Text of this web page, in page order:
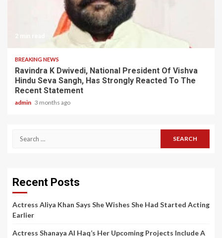
2 min read
BREAKING NEWS
Ravindra K Dwivedi, National President Of Vishva
Hindu Seva Sangh, Has Strongly Reacted To The
Recent Statement
admin 3 months ago
Search
Recent Posts
Actress Aliya Khan Says She Wishes She Had Started Acting
Earlier
Actress Shanaya Al Haq’s Her Upcoming Projects Include A